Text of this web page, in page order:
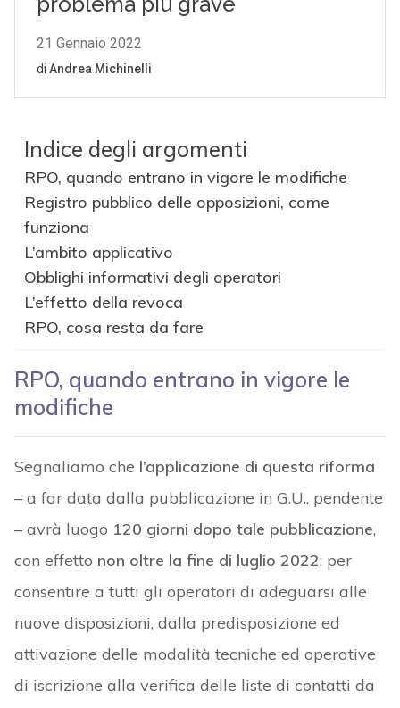
Indice degli argomenti
RPO, quando entrano in vigore le modifiche
Registro pubblico delle opposizioni, come
funziona
L’ambito applicativo
Obblighi informativi degli operatori
L’effetto della revoca
RPO, cosa resta da fare
RPO, quando entrano in vigore le
modifiche
Segnaliamo che l’applicazione di questa riforma
– a far data dalla pubblicazione in G.U., pendente
– avrà luogo 120 giorni dopo tale pubblicazione,
con effetto non oltre la fine di luglio 2022: per
consentire a tutti gli operatori di adeguarsi alle
nuove disposizioni, dalla predisposizione ed
attivazione delle modalità tecniche ed operative
di iscrizione alla verifica delle liste di contatti da